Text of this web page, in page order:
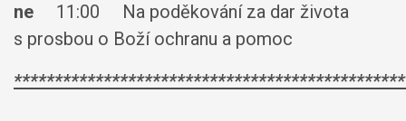
ne 11:00 Na poděkování za dar života
s prosbou o Boží ochranu a pomoc